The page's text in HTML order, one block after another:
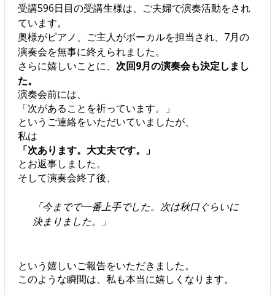
受講596日目の受講生様は、ご夫婦で演奏活動をされ
ています。
奥様がピアノ、ご主人がボーカルを担当され、7月の
演奏会を無事に終えられました。
さらに嬉しいことに、 次回9月の演奏会も決定しまし
た。
演奏会前には、
「次があることを祈っています。」
というご連絡をいただいていましたが、
私は
「次あります。大丈夫です。」
とお返事しました。
そして演奏会終了後、
「今までで一番上手でした。次は秋口ぐらいに
決まりました。」
という嬉しいご報告をいただきました。
このような瞬間は、私も本当に嬉しくなります。